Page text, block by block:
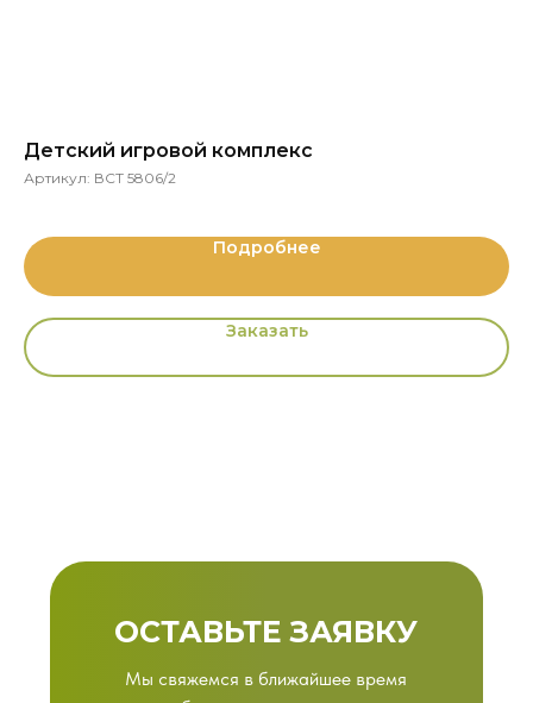
Детский игровой комплекс
Артикул: ВСТ 5806/2
Подробнее
Заказать
ОСТАВЬТЕ ЗАЯВКУ
Мы свяжемся в ближайшее время